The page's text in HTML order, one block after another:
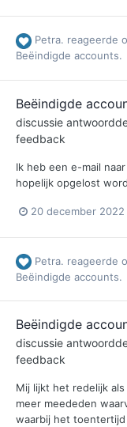
Petra. reageerde
Beëindigde accounts.
Beëindigde
discussie
feedback
Ik heb een e-mail
hopelijk opgelost
20 december 2022
Petra. reageerde
Beëindigde accounts.
Beëindigde
discussie
feedback
Mij lijkt het redelijk
meer meededen
waarbij het